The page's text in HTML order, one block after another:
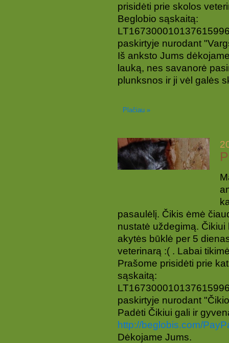
prisidėti prie skolos
Beglobio sąskaitą:
paskirtyje nurodant
Iš anksto Jums
lauką, nes savanorė
plunksnos ir ji vėl galės
Plačiau »
pasaulėlį. Čikis ėmė
nustatė uždegimą.
akytės būklė per 5
veterinarą :( . Labai
Prašome prisidėti prie
sąskaitą:
paskirtyje nurodant
Padėti Čikiui gali ir
http://beglobis.com/
Dėkojame Jums.